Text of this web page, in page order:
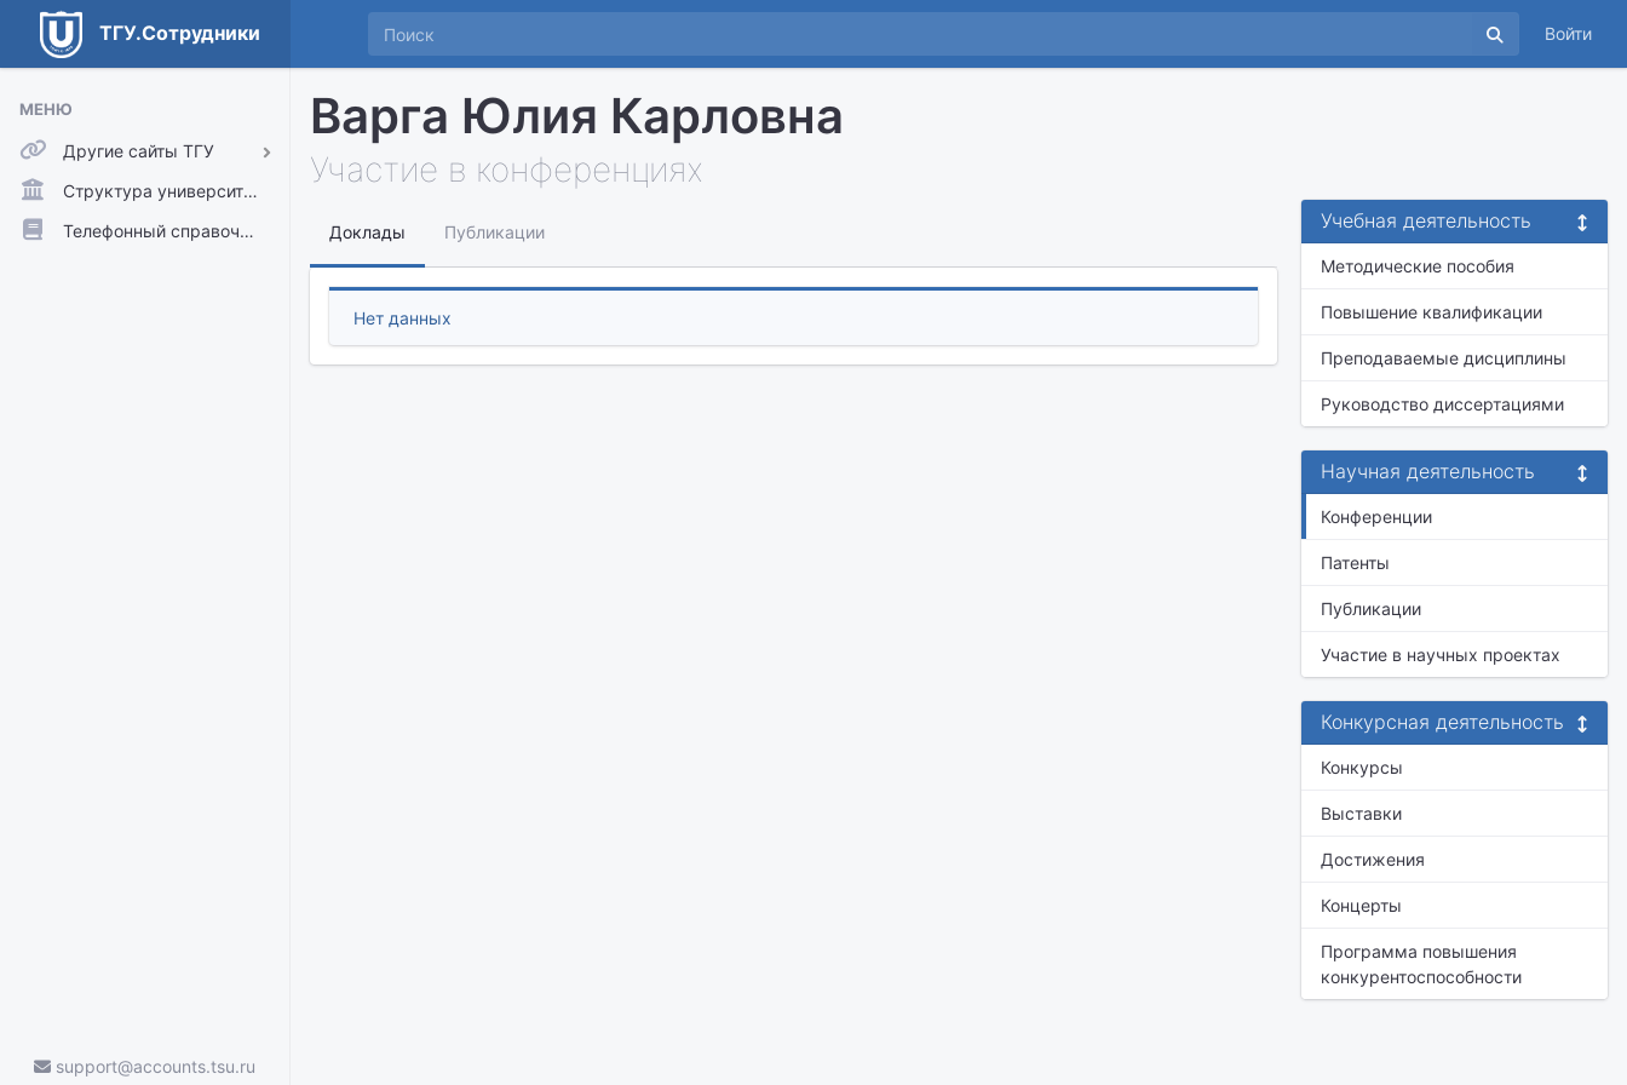
ТГУ.Сотрудники Войти
МЕНЮ
Другие сайты ТГУ
ТГУ.Аккаунты
ТГУ.Расписание
Структура университета
Телефонный справочник
support@accounts.tsu.ru
Варга Юлия Карловна
Участие в конференциях
Доклады Публикации
Нет данных
Учебная деятельность
Методические пособия
Повышение квалификации
Преподаваемые дисциплины
Руководство диссертациями
Научная деятельность
Конференции
Патенты
Публикации
Участие в научных проектах
Конкурсная деятельность
Конкурсы
Выставки
Достижения
Концерты
Программа повышения
конкурентоспособности